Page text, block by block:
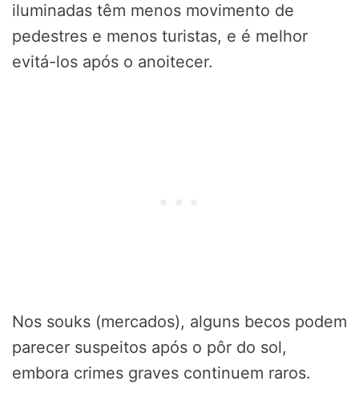
iluminadas têm menos movimento de
pedestres e menos turistas, e é melhor
evitá-los após o anoitecer.
Nos souks (mercados), alguns becos podem
parecer suspeitos após o pôr do sol,
embora crimes graves continuem raros.